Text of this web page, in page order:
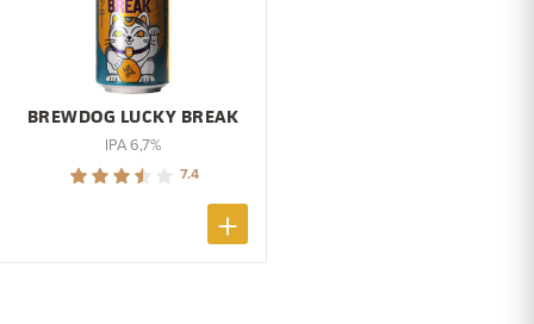
BREWDOG LUCKY BREAK
IPA 6,7%
7.4